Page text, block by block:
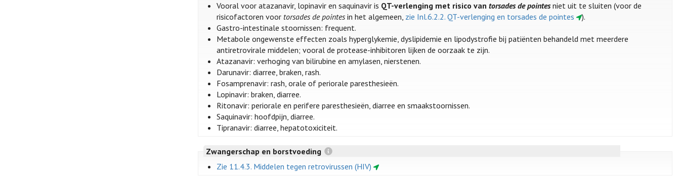
Vooral voor atazanavir, lopinavir en saquinavir is QT-verlenging met risico vantorsades de pointesniet uit te sluiten (voor de
risicofactoren voor torsades de pointes in het algemeen, zie Inl.6.2.2. QT-verlenging en torsades de pointes
).
Gastro-intestinale stoornissen: frequent.
Metabole ongewenste effecten zoals hyperglykemie, dyslipidemie en lipodystrofie bij patiënten behandeld met meerdere
antiretrovirale middelen; vooral de protease-inhibitoren lijken de oorzaak te zijn.
Atazanavir: verhoging van bilirubine en amylasen, nierstenen.
Darunavir: diarree, braken, rash.
Fosamprenavir: rash, orale of periorale paresthesieën.
Lopinavir: braken, diarree.
Ritonavir: periorale en perifere paresthesieën, diarree en smaakstoornissen.
Saquinavir: hoofdpijn, diarree.
Tipranavir: diarree, hepatotoxiciteit.
Zwangerschap en borstvoeding
Zie 11.4.3. Middelen tegen retrovirussen (HIV)